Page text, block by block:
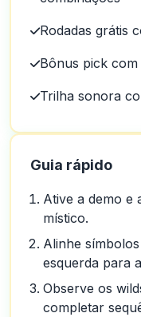
Rodadas grátis
Bônus pick com
Trilha sonora
Guia rápido
Ative a demo e
místico.
Alinhe
esquerda para
Observe os
completar